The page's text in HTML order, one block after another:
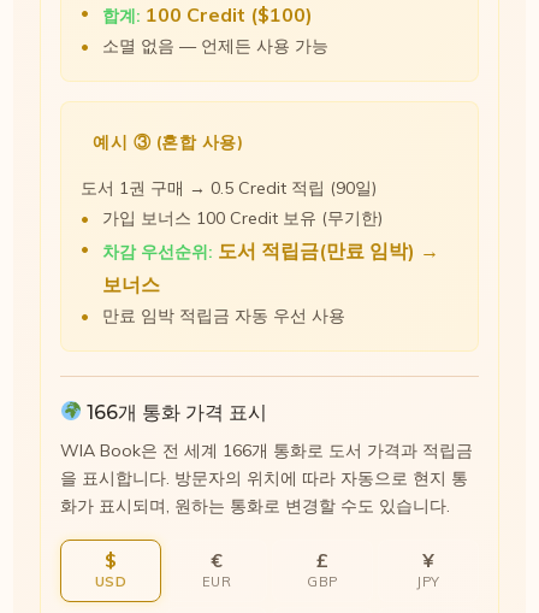
합계: 100 Credit ($100)
소멸 없음 — 언제든 사용 가능
예시 ③ (혼합 사용)
도서 1권 구매 → 0.5 Credit 적립 (90일)
가입 보너스 100 Credit 보유 (무기한)
차감 우선순위: 도서 적립금(만료 임박) →
보너스
만료 임박 적립금 자동 우선 사용
166개 통화 가격 표시
WIA Book은 전 세계 166개 통화로 도서 가격과 적립금
을 표시합니다. 방문자의 위치에 따라 자동으로 현지 통
화가 표시되며, 원하는 통화로 변경할 수도 있습니다.
$
USD
€
EUR
£
GBP
¥
JPY